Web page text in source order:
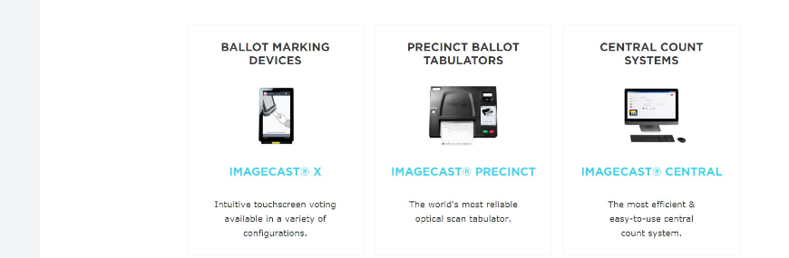
韓国政府「2035年までに18.4GW規模のAIデータセンター整備」⇒ だから無理だってば。
JPモルガン「韓国レバレッジETFの清算はほぼ終わった」
韓国『国民年金公団』株価暴落で200兆蒸発。
韓国政府「ニセＫ-ブランドを通報しようキャンペーン」⇒ あの名物教授も登場！
韓国鉄鋼最大手『POSCO』ズブズブ沈む。営業利益80.2％も減少